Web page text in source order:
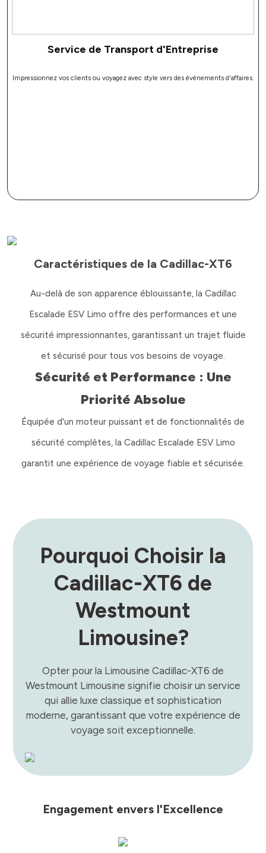
Service de Transport d'Entreprise
Impressionnez vos clients ou voyagez avec style vers des événements d'affaires.
Caractéristiques de la Cadillac-XT6
Au-delà de son apparence éblouissante, la Cadillac
Escalade ESV Limo offre des performances et une
sécurité impressionnantes, garantissant un trajet fluide
et sécurisé pour tous vos besoins de voyage.
Sécurité et Performance : Une
Priorité Absolue
Équipée d'un moteur puissant et de fonctionnalités de
sécurité complètes, la Cadillac Escalade ESV Limo
garantit une expérience de voyage fiable et sécurisée.
Pourquoi Choisir la
Cadillac-XT6 de
Westmount
Limousine?
Opter pour la Limousine Cadillac-XT6 de
Westmount Limousine signifie choisir un service
qui allie luxe classique et sophistication
moderne, garantissant que votre expérience de
voyage soit exceptionnelle.
Engagement envers l'Excellence